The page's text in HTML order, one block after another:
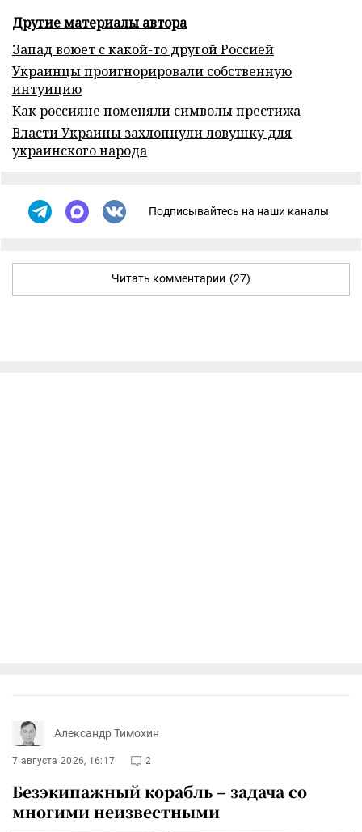
Другие материалы автора
Запад воюет с какой-то другой Россией
Украинцы проигнорировали собственную
интуицию
Как россияне поменяли символы престижа
Власти Украины захлопнули ловушку для
украинского народа
Подписывайтесь на наши каналы
Читать комментарии (27)
Александр Тимохин
7 августа 2026, 16:17 2
Безэкипажный корабль – задача со
многими неизвестными